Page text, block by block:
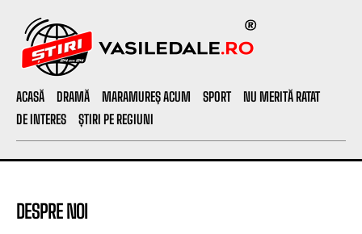
ACASĂ DRAMĂ MARAMUREȘ ACUM SPORT
NU MERITĂ RATAT
DE INTERES
ȘTIRI PE REGIUNI
DESPRE NOI